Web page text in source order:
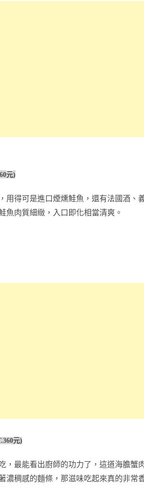
元)
用得可是進口煙燻鮭魚，還有法國酒、
魚肉質細緻，入口即化相當清爽。
元)
，最能看出廚師的功力了，這道海膽蟹
濃稠感的麵條，那滋味吃起來真的非